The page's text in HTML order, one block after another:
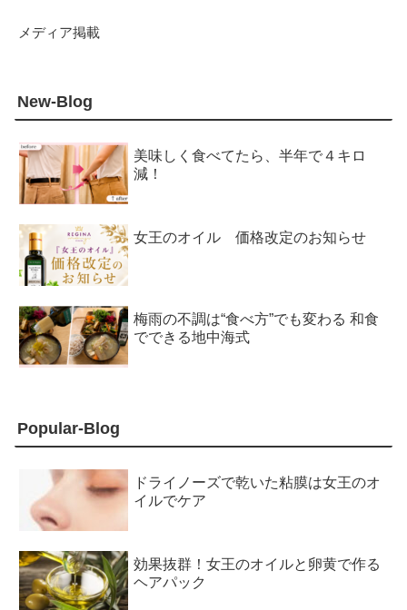
メディア掲載
New-Blog
美味しく食べてたら、半年で４キロ
減！
女王のオイル 価格改定のお知らせ
梅雨の不調は“食べ方”でも変わる 和食
でできる地中海式
Popular-Blog
ドライノーズで乾いた粘膜は女王のオ
イルでケア
効果抜群！女王のオイルと卵黄で作る
ヘアパック